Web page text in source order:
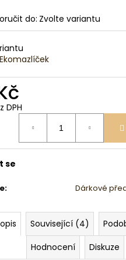
do: Zvolte variantu
Ekomazlíček
DPH
: Dárkové
se
Související (4)
Hodnocení
Diskuze